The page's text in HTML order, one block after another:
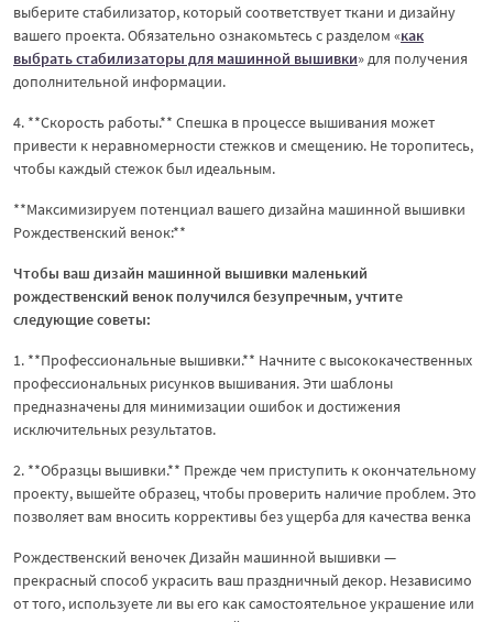
выберите стабилизатор, который соответствует ткани и дизайну
вашего проекта. Обязательно ознакомьтесь с разделом «как
выбрать стабилизаторы для машинной вышивки» для получения
дополнительной информации.
4. **Скорость работы.** Спешка в процессе вышивания может
привести к неравномерности стежков и смещению. Не торопитесь,
чтобы каждый стежок был идеальным.
**Максимизируем потенциал вашего дизайна машинной вышивки
Рождественский венок:**
Чтобы ваш дизайн машинной вышивки маленький
рождественский венок получился безупречным, учтите
следующие советы:
1. **Профессиональные вышивки.** Начните с высококачественных
профессиональных рисунков вышивания. Эти шаблоны
предназначены для минимизации ошибок и достижения
исключительных результатов.
2. **Образцы вышивки.** Прежде чем приступить к окончательному
проекту, вышейте образец, чтобы проверить наличие проблем. Это
позволяет вам вносить коррективы без ущерба для качества венка
Рождественский веночек Дизайн машинной вышивки —
прекрасный способ украсить ваш праздничный декор. Независимо
от того, используете ли вы его как самостоятельное украшение или